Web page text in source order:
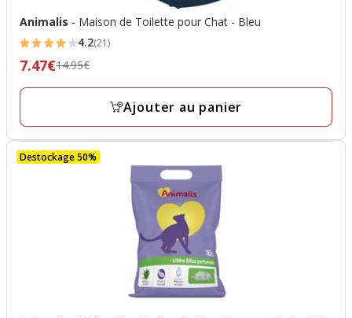
Animalis - Maison de Toilette pour Chat - Bleu
4.2
étoiles
avec
avis
4.2(21)
Prix
prix
final
7.47€
7.47€14.95€
Ajouter au panier
Destockage 50%